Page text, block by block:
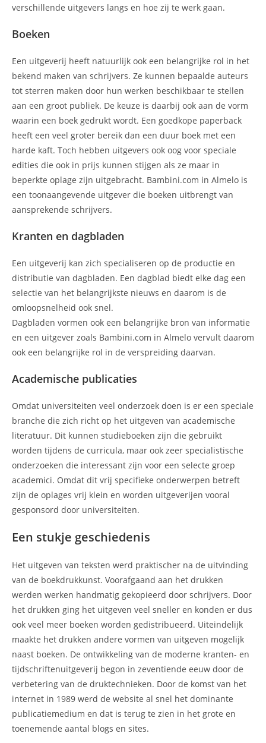
verschillende uitgevers langs en hoe zij te werk gaan.
Boeken
Een uitgeverij heeft natuurlijk ook een belangrijke rol in het
bekend maken van schrijvers. Ze kunnen bepaalde auteurs
tot sterren maken door hun werken beschikbaar te stellen
aan een groot publiek. De keuze is daarbij ook aan de vorm
waarin een boek gedrukt wordt. Een goedkope paperback
heeft een veel groter bereik dan een duur boek met een
harde kaft. Toch hebben uitgevers ook oog voor speciale
edities die ook in prijs kunnen stijgen als ze maar in
beperkte oplage zijn uitgebracht. Bambini.com in Almelo is
een toonaangevende uitgever die boeken uitbrengt van
aansprekende schrijvers.
Kranten en dagbladen
Een uitgeverij kan zich specialiseren op de productie en
distributie van dagbladen. Een dagblad biedt elke dag een
selectie van het belangrijkste nieuws en daarom is de
omloopsnelheid ook snel.
Dagbladen vormen ook een belangrijke bron van informatie
en een uitgever zoals Bambini.com in Almelo vervult daarom
ook een belangrijke rol in de verspreiding daarvan.
Academische publicaties
Omdat universiteiten veel onderzoek doen is er een speciale
branche die zich richt op het uitgeven van academische
literatuur. Dit kunnen studieboeken zijn die gebruikt
worden tijdens de curricula, maar ook zeer specialistische
onderzoeken die interessant zijn voor een selecte groep
academici. Omdat dit vrij specifieke onderwerpen betreft
zijn de oplages vrij klein en worden uitgeverijen vooral
gesponsord door universiteiten.
Een stukje geschiedenis
Het uitgeven van teksten werd praktischer na de uitvinding
van de boekdrukkunst. Voorafgaand aan het drukken
werden werken handmatig gekopieerd door schrijvers. Door
het drukken ging het uitgeven veel sneller en konden er dus
ook veel meer boeken worden gedistribueerd. Uiteindelijk
maakte het drukken andere vormen van uitgeven mogelijk
naast boeken. De ontwikkeling van de moderne kranten- en
tijdschriftenuitgeverij begon in zeventiende eeuw door de
verbetering van de druktechnieken. Door de komst van het
internet in 1989 werd de website al snel het dominante
publicatiemedium en dat is terug te zien in het grote en
toenemende aantal blogs en sites.